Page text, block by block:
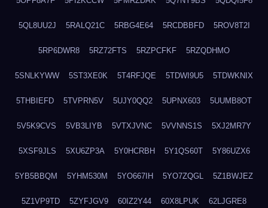
5QL8UU2J 5RALQ21C 5RBG4E64 5RCDBBFD 5ROV8T2I
5RP6DWR8 5RZ72FTS 5RZPCFKF 5RZQDHMO
5SNLKYWW 5ST3XE0K 5T4RFJQE 5TDWI9U5 5TDWKNIX
5THBIEFD 5TVPRN5V 5UJY0QQ2 5UPNX603 5UUMB8OT
5V5K9CVS 5VB3LIYB 5VTXJVNC 5VVNNS1S 5XJ2MR7Y
5XSF9JLS 5XU6ZP3A 5Y0HCRBH 5Y1QS60T 5Y86UZX6
5YB5BBQM 5YHM530M 5YO667IH 5YO7ZQGL 5Z1BWJEZ
5Z1VP9TD 5ZYFJGV9 60IZ2Y44 60X8LPUK 62LJGRE8